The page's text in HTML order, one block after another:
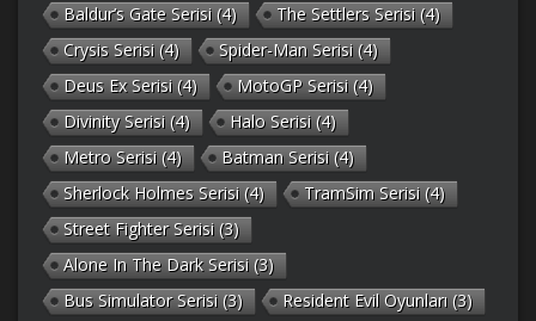
Baldur’s Gate Serisi (4) The Settlers Serisi (4)
Crysis Serisi (4) Spider-Man Serisi (4)
Deus Ex Serisi (4) MotoGP Serisi (4)
Divinity Serisi (4) Halo Serisi (4)
Metro Serisi (4) Batman Serisi (4)
Sherlock Holmes Serisi (4) TramSim Serisi (4)
Street Fighter Serisi (3)
Alone In The Dark Serisi (3)
Bus Simulator Serisi (3) Resident Evil Oyunları (3)